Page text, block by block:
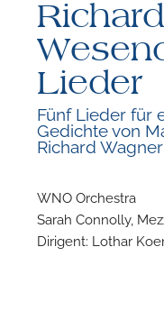
Lieder
Fünf Lieder für
Gedichte von
Richard Wagner
WNO Orchestra
Sarah Connolly,
Dirigent: Lothar